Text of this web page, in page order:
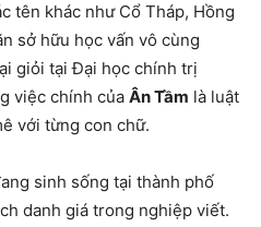
tên khác như Cổ Tháp, Hồng
sở hữu học vấn vô cùng
giỏi tại Đại học chính trị
việc chính của Ân Tầm là luật
với từng con chữ.
sinh sống tại thành phố
danh giá trong nghiệp viết.